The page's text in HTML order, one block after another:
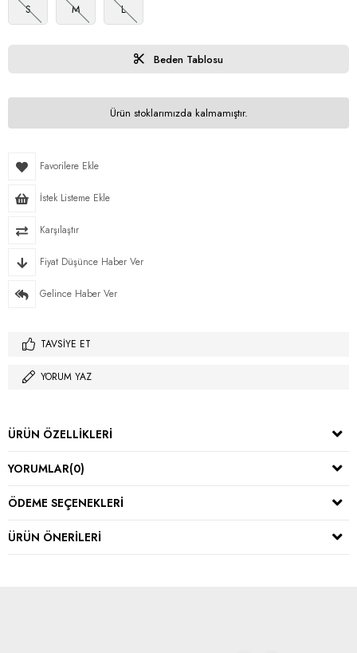
S M L
Beden Tablosu
Ürün stoklarımızda kalmamıştır.
Favorilere Ekle
İstek Listeme Ekle
Karşılaştır
Fiyat Düşünce Haber Ver
Gelince Haber Ver
TAVSIYE ET
YORUM YAZ
ÜRÜN ÖZELLIKLERI
YORUMLAR(0)
ÖDEME SEÇENEKLERI
ÜRÜN ÖNERILERI